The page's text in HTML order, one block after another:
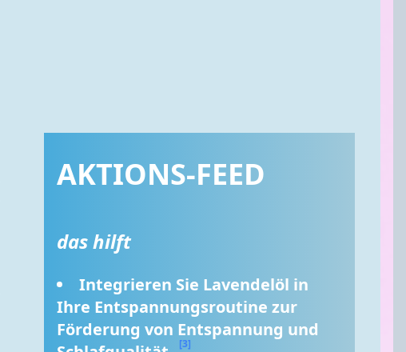
AKTIONS-FEED
das hilft
Integrieren Sie Lavendelöl in
Ihre Entspannungsroutine zur
Förderung von Entspannung und
[3]